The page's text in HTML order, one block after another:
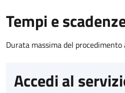
Tempi e
Durata massima del
Accedi al